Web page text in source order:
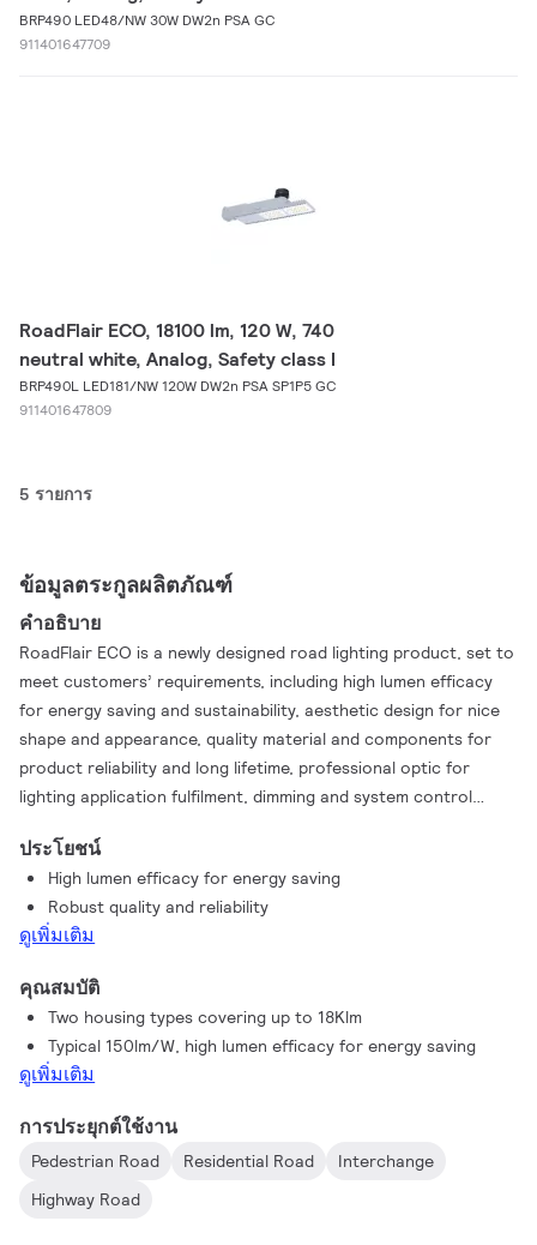
BRP490 LED48/NW 30W DW2n PSA GC
911401647709
RoadFlair ECO, 18100 lm, 120 W, 740
neutral white, Analog, Safety class I
BRP490L LED181/NW 120W DW2n PSA SP1P5 GC
911401647809
5 รายการ
ข้อมูลตระกูลผลิตภัณฑ์
คำอธิบาย
RoadFlair ECO is a newly designed road lighting product, set to
meet customers’ requirements, including high lumen efficacy
for energy saving and sustainability, aesthetic design for nice
shape and appearance, quality material and components for
product reliability and long lifetime, professional optic for
lighting application fulfilment, dimming and system control
future-proof features. RoadFlair ECO’s competitive price
would help on the acceleration of road lighting LED
transformation, to more sustainable society and smarter city.
ประโยชน์
High lumen efficacy for energy saving
Robust quality and reliability
ดูเพิ่มเติม
คุณสมบัติ
Two housing types covering up to 18Klm
Typical 150lm/W, high lumen efficacy for energy saving
ดูเพิ่มเติม
การประยุกต์ใช้งาน
Pedestrian Road Residential Road
Interchange
Highway Road